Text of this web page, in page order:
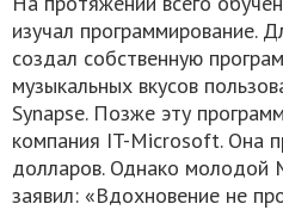
изучал программирование.
создал собственную
музыкальных вкусов
Synapse. Позже эту
компания IT-Microsoft. Она
долларов. Однако молодой
заявил: «Вдохновение не